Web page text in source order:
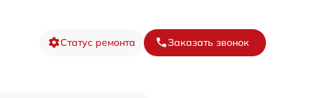
Статус ремонта Заказать звонок